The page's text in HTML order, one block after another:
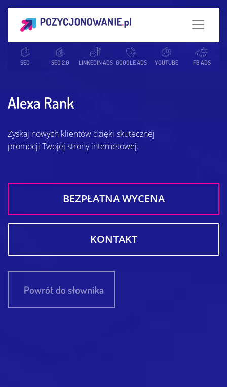
SEO SEO 2.0 LINKEDIN ADS GOOGLE ADS YOUTUBE FB ADS
Strona główna Słowniczek SEO Alexa Rank
Alexa Rank
Zyskaj nowych klientów dzięki skutecznej
promocji Twojej strony internetowej.
BEZPŁATNA WYCENA
KONTAKT
Powrót do słownika